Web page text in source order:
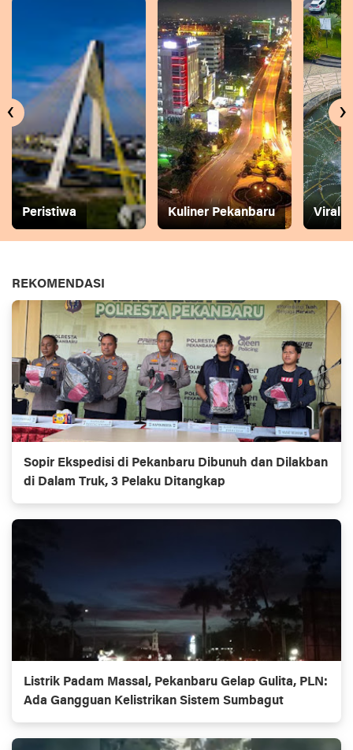
Peristiwa Kuliner Pekanbaru Viral
‹ ›
REKOMENDASI
Sopir Ekspedisi di Pekanbaru Dibunuh dan Dilakban
di Dalam Truk, 3 Pelaku Ditangkap
Listrik Padam Massal, Pekanbaru Gelap Gulita, PLN:
Ada Gangguan Kelistrikan Sistem Sumbagut